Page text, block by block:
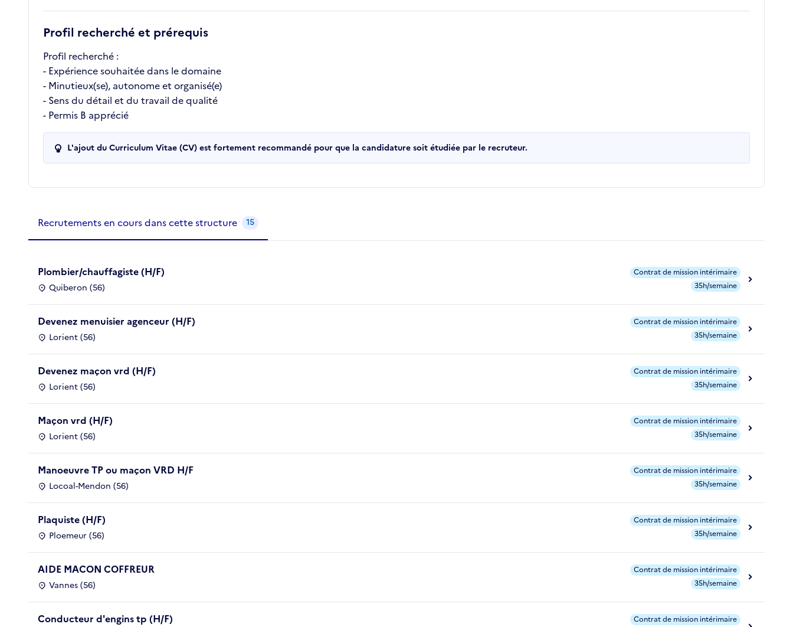
Profil recherché et prérequis
Profil recherché :
- Expérience souhaitée dans le domaine
- Minutieux(se), autonome et organisé(e)
- Sens du détail et du travail de qualité
- Permis B apprécié
L'ajout du Curriculum Vitae (CV) est fortement recommandé pour que la candidature soit étudiée par le recruteur.
Recrutements de la structure
Recrutements en cours dans cette structure 15
Plombier/chauffagiste (H/F)
Quiberon (56)
Contrat de mission intérimaire
35h/semaine
Devenez menuisier agenceur (H/F)
Lorient (56)
Contrat de mission intérimaire
35h/semaine
Devenez maçon vrd (H/F)
Lorient (56)
Contrat de mission intérimaire
35h/semaine
Maçon vrd (H/F)
Lorient (56)
Contrat de mission intérimaire
35h/semaine
Manoeuvre TP ou maçon VRD H/F
Locoal-Mendon (56)
Contrat de mission intérimaire
35h/semaine
Plaquiste (H/F)
Ploemeur (56)
Contrat de mission intérimaire
35h/semaine
AIDE MACON COFFREUR
Vannes (56)
Contrat de mission intérimaire
35h/semaine
Conducteur d'engins tp (H/F)
Contrat de mission intérimaire